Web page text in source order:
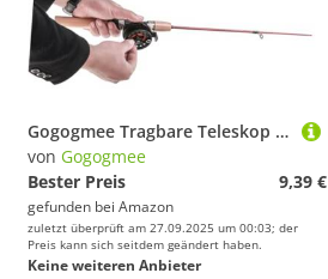
Gogogmee Tragbare Teleskop Eisangelrute mit Eva Griff Leicht und Kompakt Robustes Winter Angelzubehör für Eisfischen Einfach zu Transportieren und Langlebig
von Gogogmee
Bester Preis
9,39 €
gefunden bei Amazon
zuletzt überprüft am 27.09.2025 um 00:03; der
Preis kann sich seitdem geändert haben.
Keine weiteren Anbieter